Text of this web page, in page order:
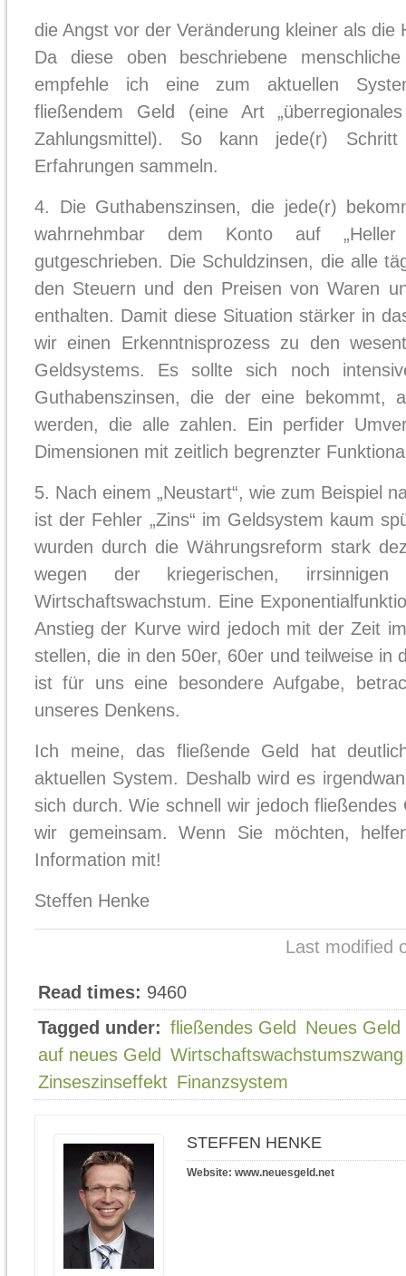
die Angst vor der Veränderung kleiner als
Da diese oben beschriebene
empfehle ich eine zum aktuellen
fließendem Geld (eine Art
Zahlungsmittel). So kann jede(r)
Erfahrungen sammeln.
4. Die Guthabenszinsen, die jede(r)
wahrnehmbar dem Konto auf
gutgeschrieben. Die Schuldzinsen, die alle
den Steuern und den Preisen von Waren
enthalten. Damit diese Situation stärker in
wir einen Erkenntnisprozess zu den
Geldsystems. Es sollte sich noch
Guthabenszinsen, die der eine bekommt,
werden, die alle zahlen. Ein perfider
Dimensionen mit zeitlich begrenzter
5. Nach einem „Neustart“, wie zum Beispiel
ist der Fehler „Zins“ im Geldsystem kaum
wurden durch die Währungsreform stark
wegen der kriegerischen,
Wirtschaftswachstum. Eine
Anstieg der Kurve wird jedoch mit der Zeit
stellen, die in den 50er, 60er und teilweise in
ist für uns eine besondere Aufgabe,
unseres Denkens.
Ich meine, das fließende Geld hat
aktuellen System. Deshalb wird es
sich durch. Wie schnell wir jedoch
wir gemeinsam. Wenn Sie möchten,
Information mit!
Steffen Henke
Last modified
Read times: 9460
Tagged under: fließendes Geld
Neues
auf neues Geld Wirtschaftswachstumszwang
Zinseszinseffekt Finanzsystem
STEFFEN HENKE
Website: www.neuesgeld.net